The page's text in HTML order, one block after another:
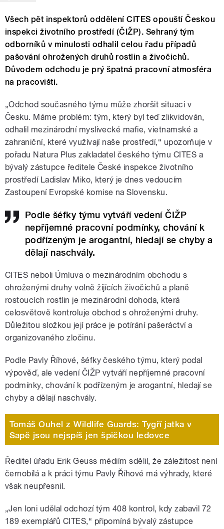
Všech pět inspektorů oddělení CITES opouští Českou
inspekci životního prostředí (ČIŽP). Sehraný tým
odborníků v minulosti odhalil celou řadu případů
pašování ohrožených druhů rostlin a živočichů.
Důvodem odchodu je prý špatná pracovní atmosféra
na pracovišti.
„Odchod současného týmu může zhoršit situaci v
Česku. Máme problém: tým, který byl teď zlikvidován,
odhalil mezinárodní myslivecké mafie, vietnamské a
zahraniční, které využívají naše prostředí,“ upozorňuje v
pořadu Natura Plus zakladatel českého týmu CITES a
bývalý zástupce ředitele České inspekce životního
prostředí Ladislav Miko, který je dnes vedoucím
Zastoupení Evropské komise na Slovensku.
Podle šéfky týmu vytváří vedení ČIŽP
nepříjemné pracovní podmínky, chování k
podřízeným je arogantní, hledají se chyby a
dělají naschvály.
CITES neboli Úmluva o mezinárodním obchodu s
ohroženými druhy volně žijících živočichů a planě
rostoucích rostlin je mezinárodní dohoda, která
celosvětově kontroluje obchod s ohroženými druhy.
Důležitou složkou její práce je potírání pašeráctví a
organizovaného zločinu.
Podle Pavly Říhové, šéfky českého týmu, který podal
výpověď, ale vedení ČIŽP vytváří nepříjemné pracovní
podmínky, chování k podřízeným je arogantní, hledají se
chyby a dělají naschvály.
Tomáš Ouhel z Wildlife Guards: Tygří jatka v
Sapě jsou nejspíš jen špičkou ledovce
Ředitel úřadu Erik Geuss médiím sdělil, že záležitost není
černobílá a k práci týmu Pavly Říhové má výhrady, které
však neupřesnil.
„Jen loni udělal odchozí tým 408 kontrol, kdy zabavil 72
189 exemplářů CITES,“ připomíná bývalý zástupce